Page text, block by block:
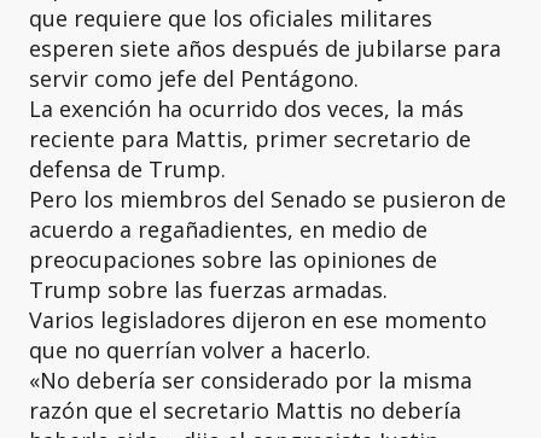
que requiere que los oficiales militares
esperen siete años después de jubilarse para
servir como jefe del Pentágono.
La exención ha ocurrido dos veces, la más
reciente para Mattis, primer secretario de
defensa de Trump.
Pero los miembros del Senado se pusieron de
acuerdo a regañadientes, en medio de
preocupaciones sobre las opiniones de
Trump sobre las fuerzas armadas.
Varios legisladores dijeron en ese momento
que no querrían volver a hacerlo.
«No debería ser considerado por la misma
razón que el secretario Mattis no debería